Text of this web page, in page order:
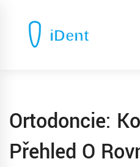
Ortodoncie:
Přehled O